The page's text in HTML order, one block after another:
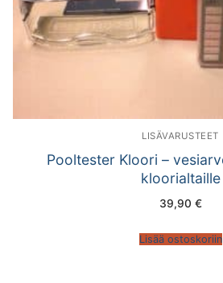
LISÄVARUSTEET
Pooltester Kloori –
kloorialtaille
39,90 €
Lisää ostoskoriin